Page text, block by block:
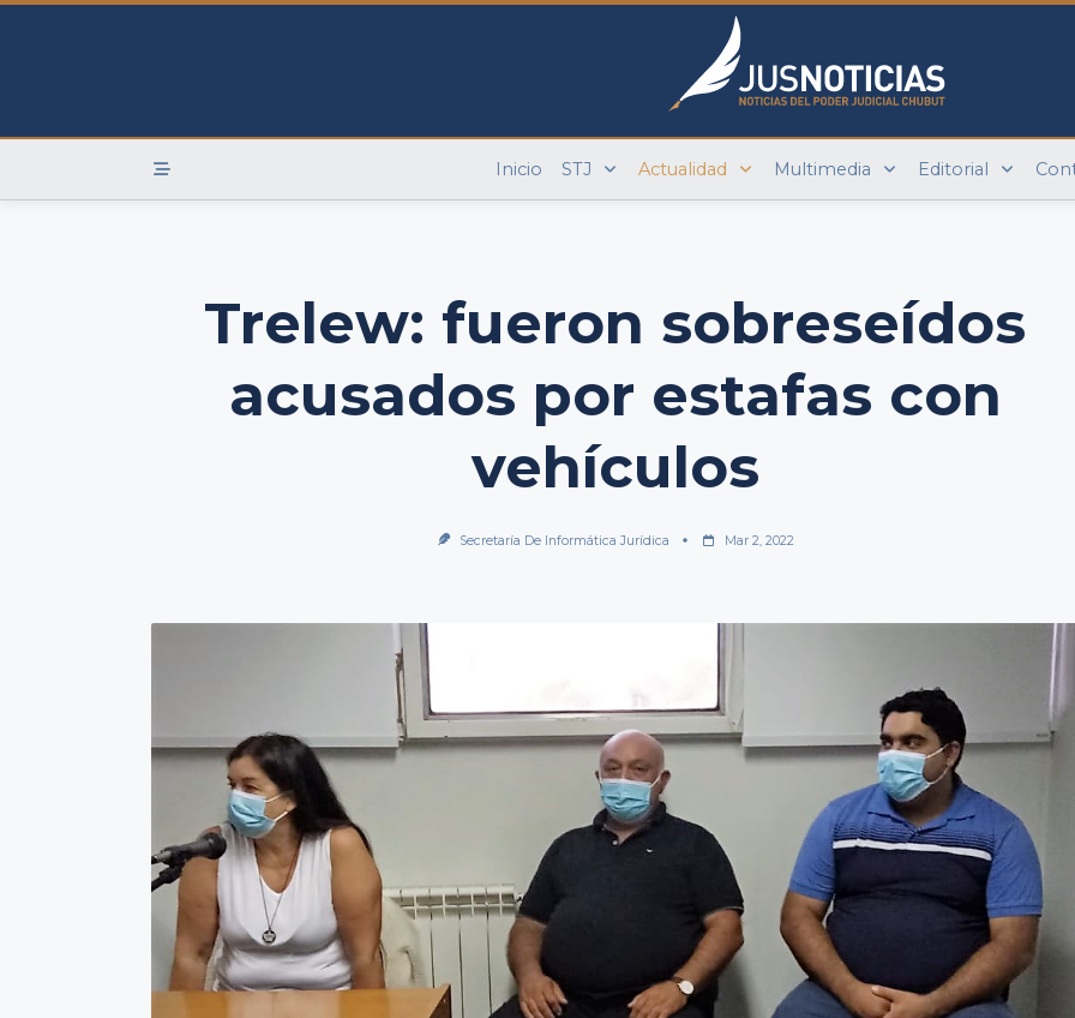
Skip
Inicio STJ Actualidad Multimedia Editorial
Trelew: fueron sobreseídos
acusados por estafas con
vehículos
Secretaría De Informática Jurídica Mar 2, 2022